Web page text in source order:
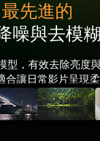
最先進的
噪與去模
，有效去除亮度
讓日常影片呈現柔
然處理速度較其他